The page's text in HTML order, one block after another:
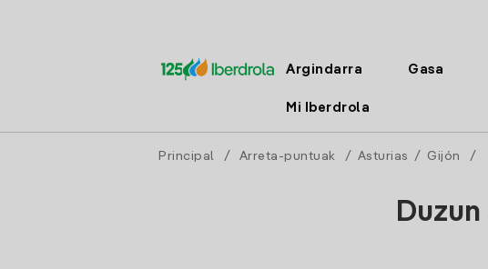
Argindarra Gasa
Mi Iberdrola
Principal / Arreta-puntuak / Asturias / Gijón /